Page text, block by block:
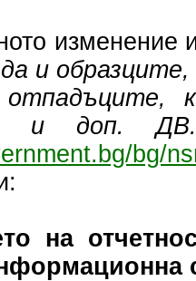
изменение
и
и доп.
bg/
на